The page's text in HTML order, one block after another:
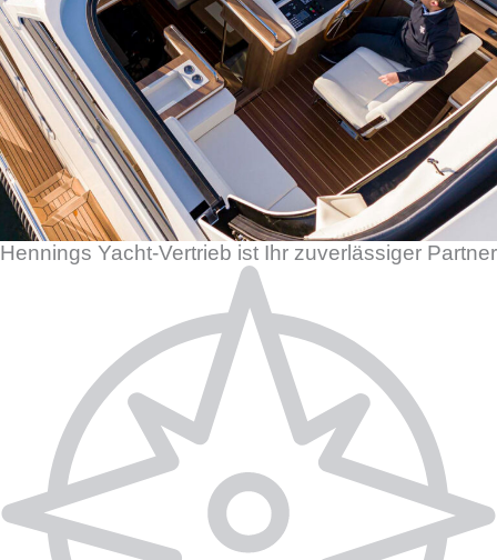
Hennings Yacht-Vertrieb ist Ihr zuverlässiger Partner